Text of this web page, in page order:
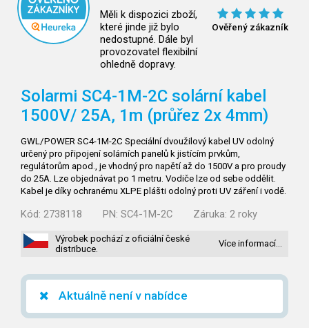
Měli k dispozici zboží,
které jinde již bylo
nedostupné. Dále byl
provozovatel flexibilní
ohledně dopravy.
Ověřený zákazník
Solarmi SC4-1M-2C solární kabel
1500V/ 25A, 1m (průřez 2x 4mm)
GWL/POWER SC4-1M-2C Speciální dvoužilový kabel UV odolný
určený pro připojení solárních panelů k jistícím prvkům,
regulátorům apod., je vhodný pro napětí až do 1500V a pro proudy
do 25A. Lze objednávat po 1 metru. Vodiče lze od sebe oddělit.
Kabel je díky ochranému XLPE plášti odolný proti UV záření i vodě.
Kód: 2738118 PN: SC4-1M-2C Záruka: 2 roky
Výrobek pochází z oficiální české
distribuce.
Více informací…
Aktuálně není v nabídce